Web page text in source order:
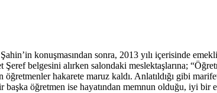
konuşmasından sonra, 2013 yılı içerisinde
belgesini alırken salondaki meslektaşlarına;
hakarete maruz kaldı. Anlatıldığı gibi
öğretmen ise hayatından memnun olduğu, iyi